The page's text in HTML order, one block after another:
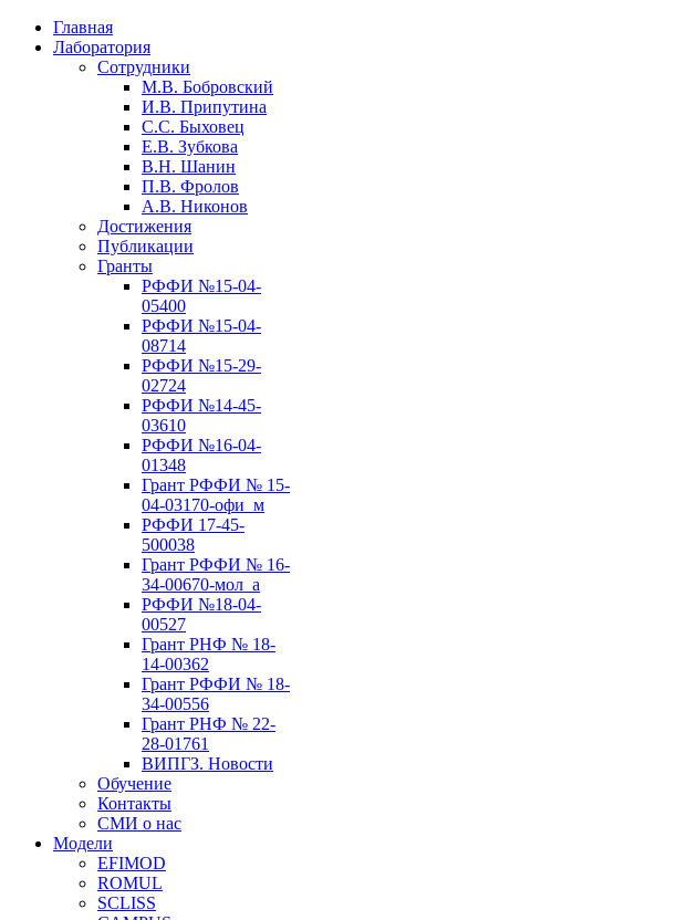
Главная
Лаборатория
Сотрудники
М.В. Бобровский
И.В. Припутина
С.С. Быховец
Е.В. Зубкова
В.Н. Шанин
П.В. Фролов
А.В. Никонов
Достижения
Публикации
Гранты
РФФИ №15-04-
05400
РФФИ №15-04-
08714
РФФИ №15-29-
02724
РФФИ №14-45-
03610
РФФИ №16-04-
01348
Грант РФФИ № 15-
04-03170-офи_м
РФФИ 17-45-
500038
Грант РФФИ № 16-
34-00670-мол_а
РФФИ №18-04-
00527
Грант РНФ № 18-
14-00362
Грант РФФИ № 18-
34-00556
Грант РНФ № 22-
28-01761
ВИПГЗ. Новости
Обучение
Контакты
СМИ о нас
Модели
EFIMOD
ROMUL
SCLISS